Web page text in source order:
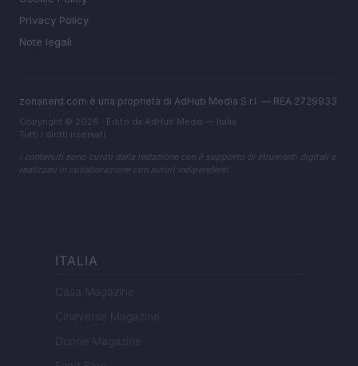
Privacy Policy
Note legali
zonanerd.com è una proprietà di AdHub Media S.r.l. — REA 2729933
Copyright © 2026 · Edito da AdHub Media — Italia
Tutti i diritti riservati
I contenuti sono curati dalla redazione con il supporto di strumenti digitali e
realizzati in collaborazione con autori indipendenti.
ITALIA
Casa Magazine
Cineverse Magazine
Donne Magazine